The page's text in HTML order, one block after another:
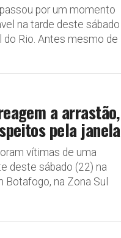
por um momento
na tarde deste sábado
do Rio. Antes mesmo de
a arrastão,
pela janela
vítimas de uma
deste sábado (22) na
Botafogo, na Zona Sul